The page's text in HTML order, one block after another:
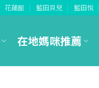
花蓮館 藍田貝兒 藍田悅
在地媽咪推薦